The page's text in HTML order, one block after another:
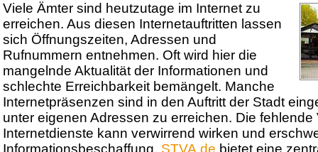
Viele Ämter sind heutzutage im Internet zu
erreichen. Aus diesen Internetauftritten lassen
sich Öffnungszeiten, Adressen und
Rufnummern entnehmen. Oft wird hier die
mangelnde Aktualität der Informationen und
schlechte Erreichbarkeit bemängelt. Manche
Internetpräsenzen sind in den Auftritt der Stadt
unter eigenen Adressen zu erreichen. Die
Internetdienste kann verwirrend wirken und
Informationsbeschaffung. STVA.de bietet eine